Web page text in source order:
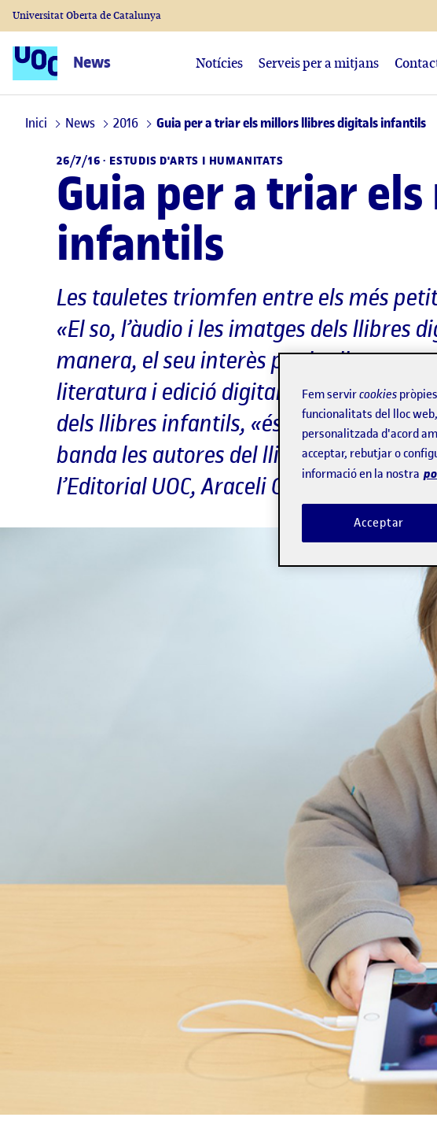
Universitat Oberta de Catalunya
News Notícies Serveis per a mitjans
Inici News 2016 Guia per a triar els millors llibres digitals infantils
26/7/16 · ESTUDIS D'ARTS I HUMANITATS
Guia per a triar
infantils
Les tauletes triomfen entre els més
«El so, l’àudio i les imatges dels llibres
manera, el seu interès per les lletres»,
literatura i edició digital. Encara que
dels llibres infantils, «és en aquest
banda les autores del llibre Lectura
l’Editorial UOC, Araceli García i Raquel
Fem servircookies
funcionalitats del lloc
personalitzada d'acord
acceptar, rebutjar o
informació en la nostra
Acceptar